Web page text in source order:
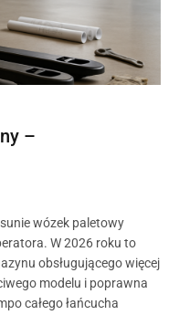
–
wózek paletowy
W 2026 roku to
obsługującego więcej
modelu i poprawna
całego łańcucha